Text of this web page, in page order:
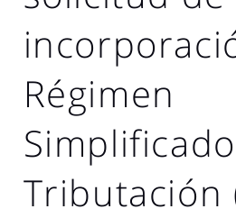
Régimen
Tributación